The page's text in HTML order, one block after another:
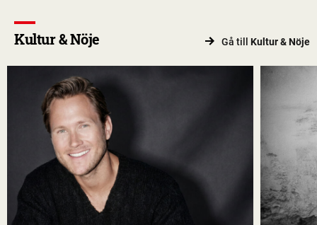
Kultur & Nöje Gå till Kultur & Nöje